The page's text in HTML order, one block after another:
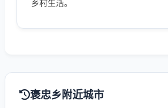
乡村生活。
褒忠乡附近城市